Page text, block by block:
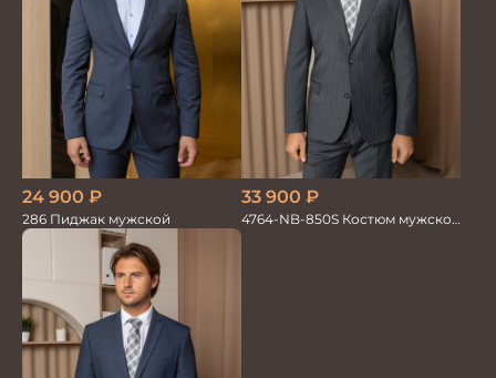
24 900 ₽
286 Пиджак мужской
33 900 ₽
4764-NB-850S Костюм мужской